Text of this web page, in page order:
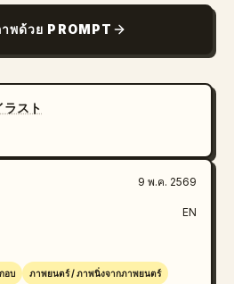
ละลวดลายสีทอง"},
กลางด้านซ้าย","text":"のぞ
おはなしをするのが大す
มขนาดเล็กที่วิจิตรบรรจงล้อม
ง"},{"position":"หน้าหนังสือ
かしむかし、あるところに の
した。のぞむは、赤いドレスがだ
月さまにそっとおはなしをしてい
าดใหญ่"},{"position":"การ์ด
第1章 のぞむと 赤いド
พด้วย PROMPT
スト
9 พ.ค. 2569
EN
อบ ภาพยนตร์ / ภาพนิ่งจากภาพยนตร์